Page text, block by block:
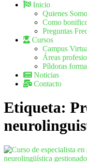
Inicio
Quienes
Como
Preguntas
Cursos
Campus
Áreas
Píldoras
Noticias
Contacto
Etiqueta: